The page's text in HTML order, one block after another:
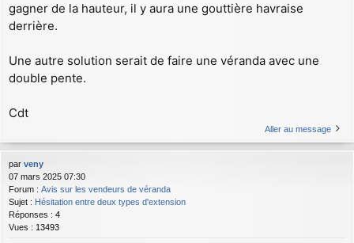
gagner de la hauteur, il y aura une gouttière havraise
derrière.
Une autre solution serait de faire une véranda avec une
double pente.
Cdt
Aller au message
par veny
07 mars 2025 07:30
Forum : Avis sur les vendeurs de véranda
Sujet : Hésitation entre deux types d'extension
Réponses : 4
Vues : 13493